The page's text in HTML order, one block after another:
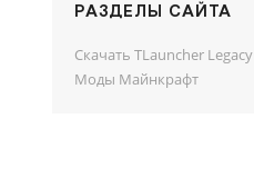
РАЗДЕЛЫ САЙТА
Скачать TLauncher Legacy
Моды Майнкрафт